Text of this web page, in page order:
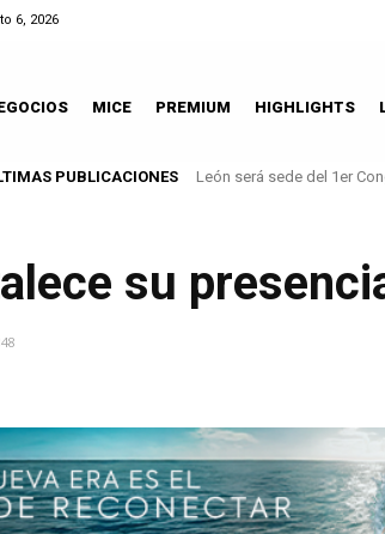
6, 2026
MICE PREMIUM HIGHLIGHTS
PUBLICACIONES León será sede del 1er
su